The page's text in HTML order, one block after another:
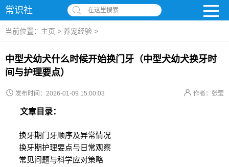
常识社 在这里搜索
当前位置： 主页 > 养宠经验 >
中型犬幼犬什么时候开始换门牙（中型犬幼犬换牙时
间与护理要点）
发布时间：2026-01-09 15:00:03 作者：张莹
文章目录：
换牙期门牙顺序及异常情况
换牙期护理要点与日常观察
常见问题与科学应对策略